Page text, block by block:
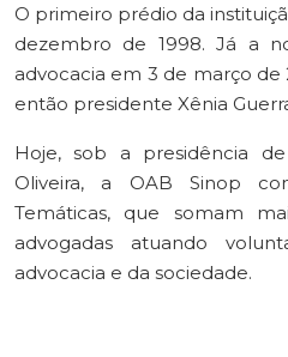
O primeiro prédio da
dezembro de 1998. Já a
advocacia em 3 de março de
então presidente Xênia
Hoje, sob a presidência
Oliveira, a OAB Sinop
Temáticas, que somam
advogadas atuando
advocacia e da sociedade.